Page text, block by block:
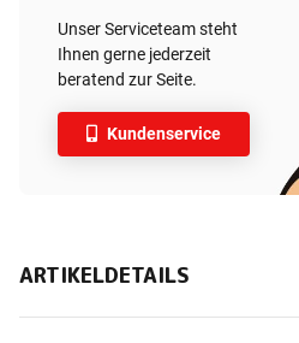
Unser Serviceteam steht
Ihnen gerne jederzeit
beratend zur Seite.
Kundenservice
ARTIKELDETAILS